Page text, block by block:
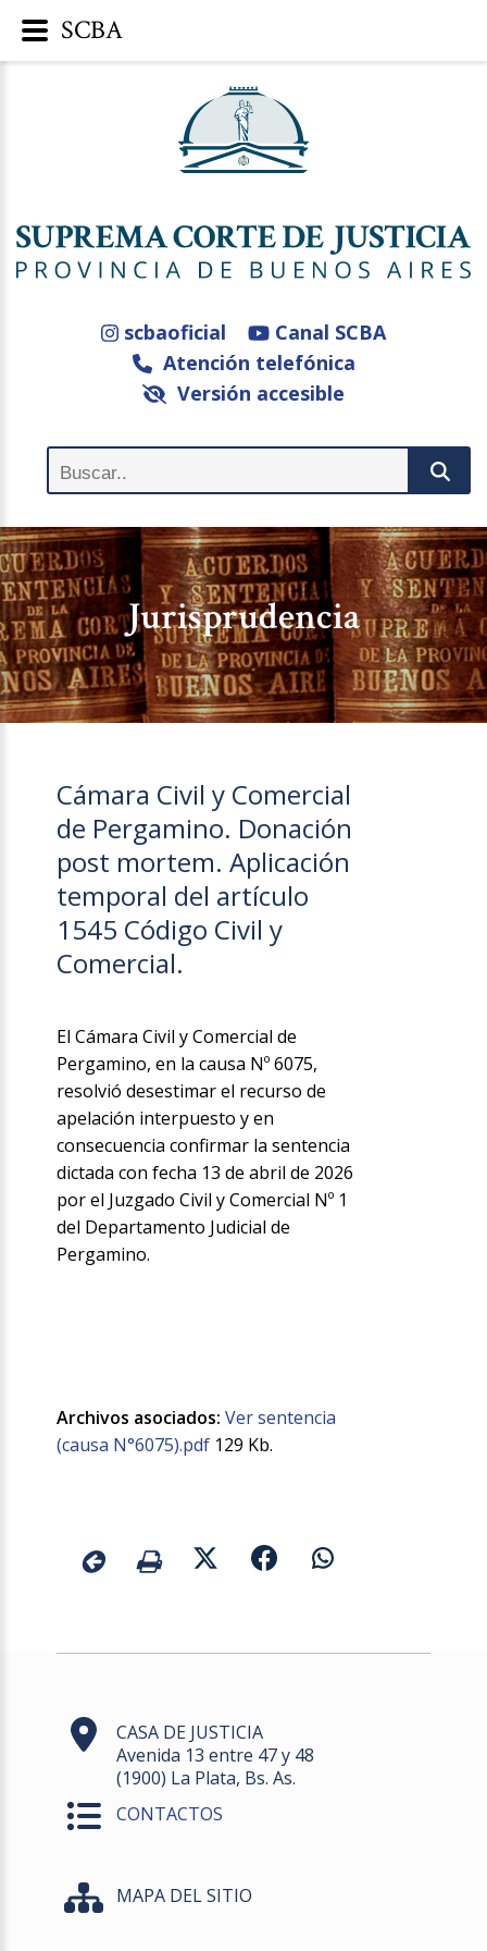
scbaoficial
Canal SCBA
Atención telefónica
Versión accesible
Jurisprudencia
Cámara Civil y Comercial
de Pergamino. Donación
post mortem. Aplicación
temporal del artículo
1545 Código Civil y
Comercial.
El Cámara Civil y Comercial de
Pergamino, en la causa Nº 6075,
resolvió desestimar el recurso de
apelación interpuesto y en
consecuencia confirmar la sentencia
dictada con fecha 13 de abril de 2026
por el Juzgado Civil y Comercial Nº 1
del Departamento Judicial de
Pergamino.
Archivos asociados: Ver sentencia
(causa N°6075).pdf 129 Kb.
CASA DE JUSTICIA
Avenida 13 entre 47 y 48
(1900) La Plata, Bs. As.
CONTACTOS
MAPA DEL SITIO
SCBA